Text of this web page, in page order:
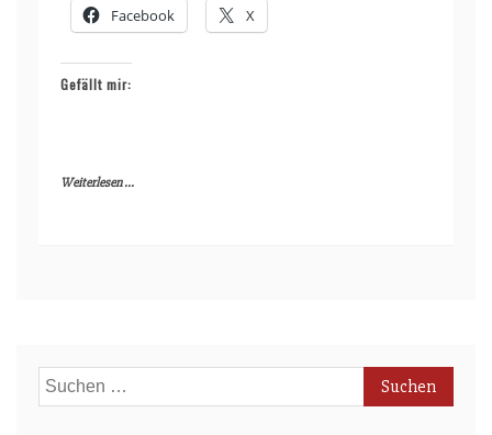
Facebook X
Gefällt mir:
Weiterlesen ...
Suchen
nach: